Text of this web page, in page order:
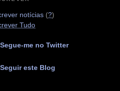
notícias (?)
Tudo
Segue-me no Twitter
Seguir este Blog